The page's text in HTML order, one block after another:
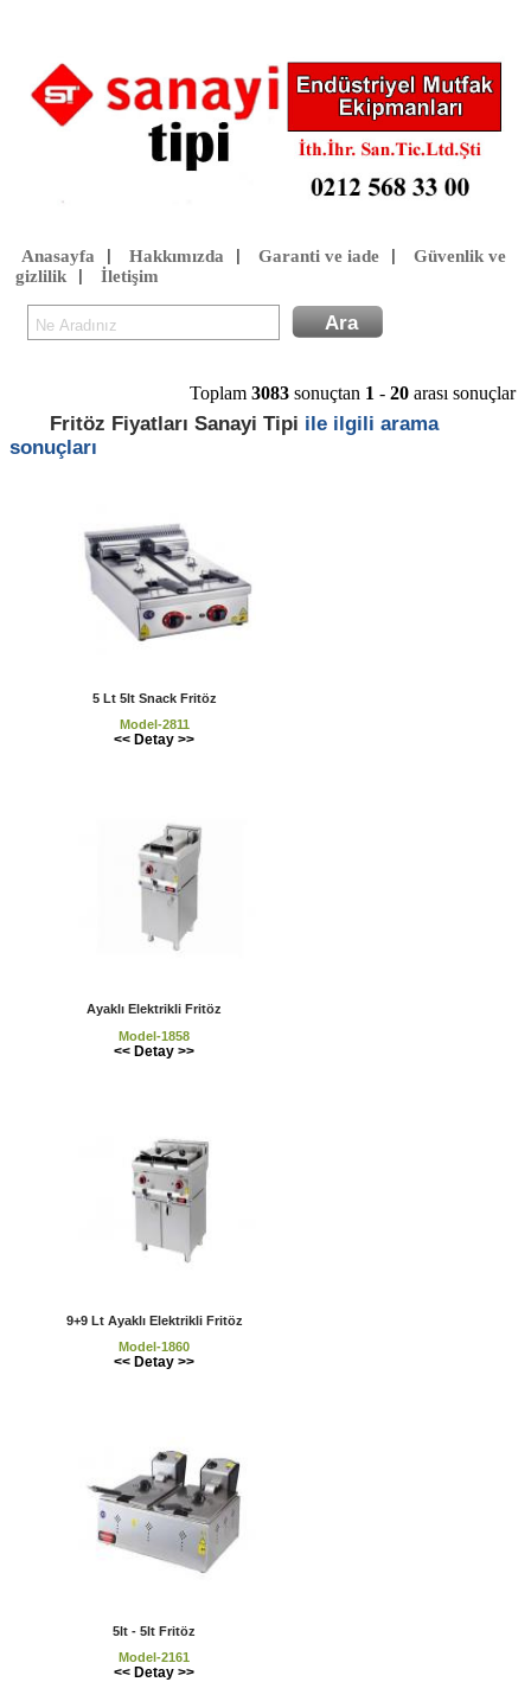
Anasayfa Hakkımızda Garanti ve iade
Güvenlik ve
gizlilik| İletişim
Toplam 3083 sonuçtan 1 - 20 arası sonuçlar
Fritöz Fiyatları Sanayi Tipi ile ilgili arama
sonuçları
5 Lt 5lt Snack Fritöz
Model-2811
<< Detay >>
Ayaklı Elektrikli Fritöz
Model-1858
<< Detay >>
9+9 Lt Ayaklı Elektrikli Fritöz
Model-1860
<< Detay >>
5lt - 5lt Fritöz
Model-2161
<< Detay >>